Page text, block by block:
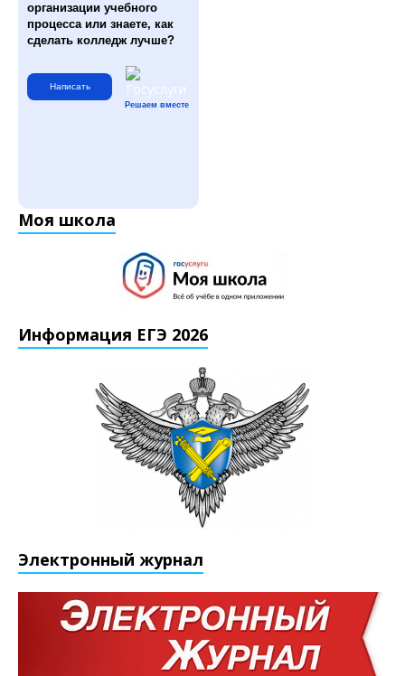
организации учебного
процесса или знаете, как
сделать колледж лучше?
Написать
Решаем вместе
Моя школа
Информация ЕГЭ 2026
Электронный журнал